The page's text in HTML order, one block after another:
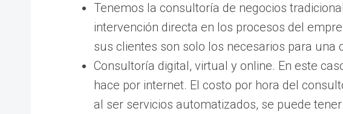
Tenemos la consultoría de negocios
intervención directa en los procesos del
sus clientes son solo los necesarios para una
Consultoría digital, virtual y online. En este
hace por internet. El costo por hora del
al ser servicios automatizados, se puede